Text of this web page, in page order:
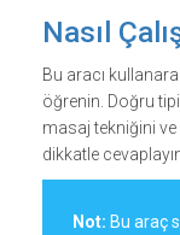
Nasıl
Bu aracı
öğrenin. Doğru
masaj tekniğini ve
dikkatle
Not: Bu araç